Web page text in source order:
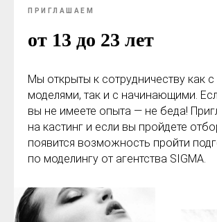
ПРИГЛАШАЕМ
от 13 до 23 лет
Мы открыты к сотрудничеству как
моделями, так и с начинающими.
вы не имеете опыта — не беда!
на кастинг и если вы пройдете
появится возможность пройти
по моделингу от агентства SIGMA.